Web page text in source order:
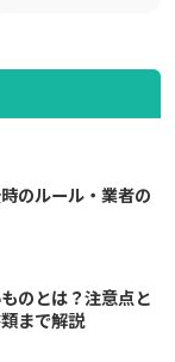
のルール・業者の
のとは？注意点と
まで解説